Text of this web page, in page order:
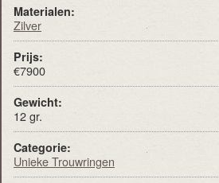
Materialen:
Zilver
Prijs:
€7900
Gewicht:
12 gr.
Categorie:
Unieke Trouwringen